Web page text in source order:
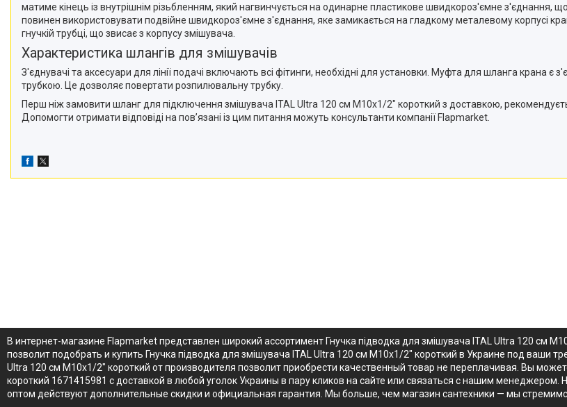
матиме кінець із внутрішнім різьбленням, який нагвинчується на одинарне пластикове швидкороз'ємне з'єднання,
повинен використовувати подвійне швидкороз'ємне з'єднання, яке замикається на гладкому металевому корпусі
гнучкій трубці, що звисає з корпусу змішувача.
Характеристика шлангів для змішувачів
З'єднувачі та аксесуари для лінії подачі включають всі фітинги, необхідні для установки. Муфта для шланга крана
трубкою. Це дозволяє повертати розпилювальну трубку.
Перш ніж замовити шланг для підключення змішувача ITAL Ultra 120 см M10x1/2" короткий з доставкою,
Допомогти отримати відповіді на пов’язані із цим питання можуть консультанти компанії Flapmarket.
В интернет-магазине Flapmarket представлен широкий ассортимент Гнучка підводка для змішувача ITAL Ultra 120 см
позволит подобрать и купить Гнучка підводка для змішувача ITAL Ultra 120 см M10x1/2" короткий в Украине под ваши
Ultra 120 см M10x1/2" короткий от производителя позволит приобрести качественный товар не переплачивая. Вы
короткий 1671415981 с доставкой в любой уголок Украины в пару кликов на сайте или связаться с нашим менеджером.
оптом действуют дополнительные скидки и официальная гарантия. Мы больше, чем магазин сантехники — мы